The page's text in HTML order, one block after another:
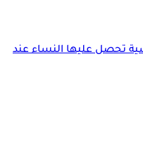
5 فوائد جنسية تحصل عليها النساء عند